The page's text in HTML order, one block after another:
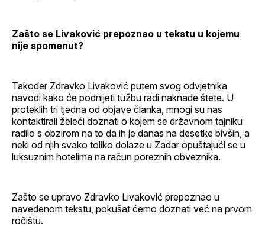
Zašto se Livaković prepoznao u tekstu u kojemu
nije spomenut?
Također Zdravko Livaković putem svog odvjetnika
navodi kako će podnijeti tužbu radi naknade štete. U
proteklih tri tjedna od objave članka, mnogi su nas
kontaktirali želeći doznati o kojem se državnom tajniku
radilo s obzirom na to da ih je danas na desetke bivših, a
neki od njih svako toliko dolaze u Zadar opuštajući se u
luksuznim hotelima na račun poreznih obveznika.
Zašto se upravo Zdravko Livaković prepoznao u
navedenom tekstu, pokušat ćemo doznati već na prvom
ročištu.